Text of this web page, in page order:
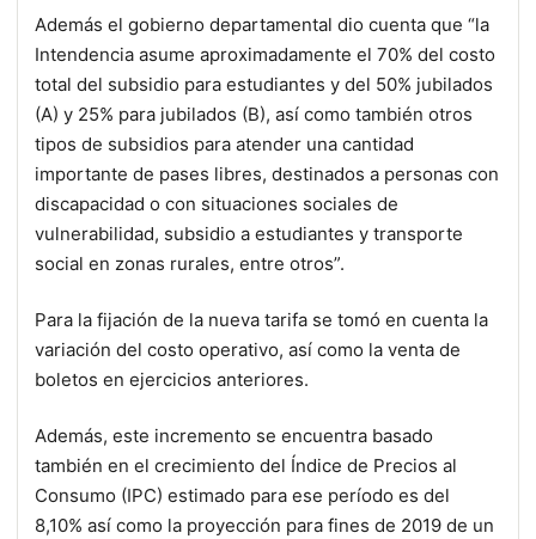
Además el gobierno departamental dio cuenta que “la
Intendencia asume aproximadamente el 70% del costo
total del subsidio para estudiantes y del 50% jubilados
(A) y 25% para jubilados (B), así como también otros
tipos de subsidios para atender una cantidad
importante de pases libres, destinados a personas con
discapacidad o con situaciones sociales de
vulnerabilidad, subsidio a estudiantes y transporte
social en zonas rurales, entre otros”.
Para la fijación de la nueva tarifa se tomó en cuenta la
variación del costo operativo, así como la venta de
boletos en ejercicios anteriores.
Además, este incremento se encuentra basado
también en el crecimiento del Índice de Precios al
Consumo (IPC) estimado para ese período es del
8,10% así como la proyección para fines de 2019 de un